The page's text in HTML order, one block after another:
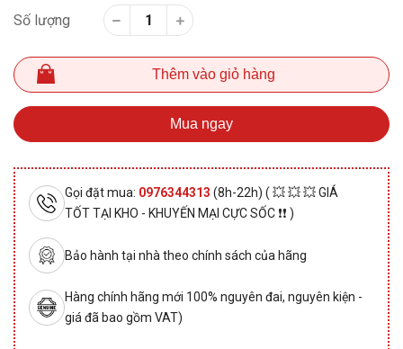
Số lượng
Thêm vào giỏ hàng
Mua ngay
Gọi đặt mua: 0976344313 (8h-22h) ( 💥 💥 💥 GIÁ
TỐT TẠI KHO - KHUYẾN MẠI CỰC SỐC ❗❗ )
Bảo hành tại nhà theo chính sách của hãng
Hàng chính hãng mới 100% nguyên đai, nguyên kiện -
giá đã bao gồm VAT)